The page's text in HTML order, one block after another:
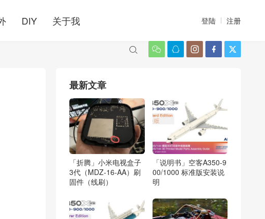
DIY 关于我 登陆 注册
    

最新文章
「折腾」小米电视盒子
3代（MDZ-16-AA）刷
固件（线刷）
「说明书」空客A350-9
00/1000 标准版安装说
明